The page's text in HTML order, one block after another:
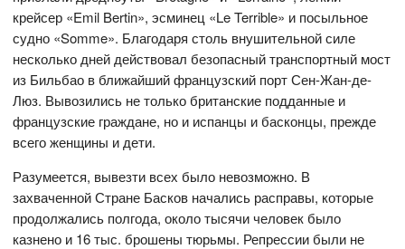
крейсер «Emil Bertin», эсминец «Le Terrible» и посыльное
судно «Somme». Благодаря столь внушительной силе
несколько дней действовал безопасный транспортный мост
из Бильбао в ближайший французский порт Сен-Жан-де-
Люз. Вывозились не только британские подданные и
французские граждане, но и испанцы и басконцы, прежде
всего женщины и дети.
Разумеется, вывезти всех было невозможно. В
захваченной Стране Басков начались расправы, которые
продолжались полгода, около тысячи человек было
казнено и 16 тыс. брошены тюрьмы. Репрессии были не